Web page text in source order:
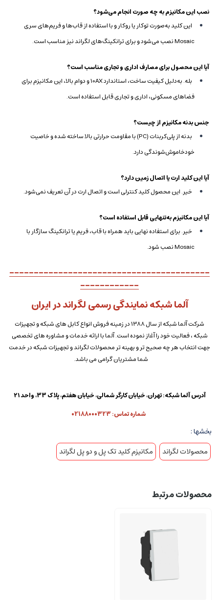
نصب این مکانیزم به چه صورت انجام می‌شود؟
این کلید به‌صورت توکار یا روکار و با استفاده از قاب‌ها و فریم‌های سری
Mosaic نصب می‌شود و برای ترانکینگ‌های لگراند نیز مناسب است.
آیا این محصول برای مصارف اداری و تجاری مناسب است؟
بله. به‌دلیل کیفیت ساخت، استاندارد 10AX و دوام بالا، این مکانیزم برای
فضاهای مسکونی، اداری و تجاری قابل استفاده است.
جنس بدنه مکانیزم از چیست؟
بدنه از پلی‌کربنات (PC) با مقاومت حرارتی بالا ساخته شده و خاصیت
خودخاموش‌شوندگی دارد.
آیا این کلید ارت یا اتصال زمین دارد؟
خیر. این محصول کلید کنترلی است و اتصال ارت در آن تعریف نمی‌شود.
آیا این مکانیزم به‌تنهایی قابل استفاده است؟
خیر. برای استفاده نهایی باید همراه با قاب، فریم یا ترانکینگ سازگار با
Mosaic نصب شود.
-----------------------------------------
------------
آلما شبکه نمایندگی رسمی لگراند در ایران
شرکت آلما شبکه از سال 1388 در زمینه فروش انواع کابل های شبکه و تجهیزات
شبکه ، فعالیت خود را آغاز نموده است. آلما با ارائه خدمات و مشاوره های تخصصی
جهت انتخاب هر چه صحیح تر و بهینه تر محصولات لگراند و تجهیزات شبکه در خدمت
شما مشتریان گرامی می باشد.
آدرس آلما شبکه: تهران، خیابان کارگر شمالی، خیابان هفتم، پلاک 33، واحد ۲۱
شماره تماس: 02188000323
بخشها :
محصولات لگراند
مکانیزم کلید تک پل و دو پل لگراند
محصولات مرتبط